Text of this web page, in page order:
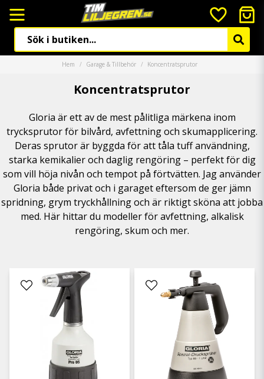
Hem Garage & Tillbehör Koncentratsprutor
Koncentratsprutor
Gloria är ett av de mest pålitliga märkena inom
trycksprutor för bilvård, avfettning och skumapplicering.
Deras sprutor är byggda för att tåla tuff användning,
starka kemikalier och daglig rengöring – perfekt för dig
som vill höja nivån och tempot på förtvätten. Jag använder
Gloria både privat och i garaget eftersom de ger jämn
spridning, grym tryckhållning och är riktigt sköna att jobba
med. Här hittar du modeller för avfettning, alkalisk
rengöring, skum och mer.